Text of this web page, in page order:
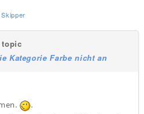
Skipper
Kategorie Farbe nicht an
.